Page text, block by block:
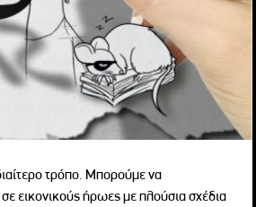
τρόπο. Μπορούμε να
εικονικούς ήρωες με πλούσια σχέδια